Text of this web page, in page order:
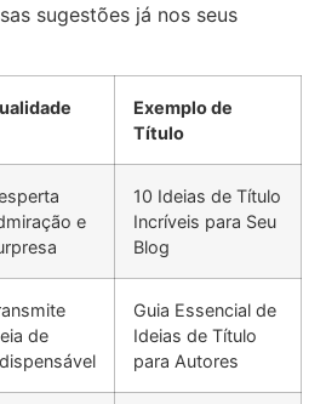
sugestões já nos seus
Exemplo de
Título
e
10 Ideias de Título
Incríveis para Seu
Blog
de
Guia Essencial de
Ideias de Título
para Autores